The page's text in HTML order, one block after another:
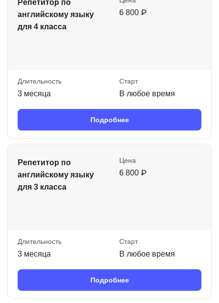
Репетитор по
английскому языку
для 4 класса
6 800 ₽
Длительность
3 месяца
Старт
В любое время
Подробнее
Репетитор по
английскому языку
для 3 класса
Цена
6 800 ₽
Длительность
3 месяца
Старт
В любое время
Подробнее